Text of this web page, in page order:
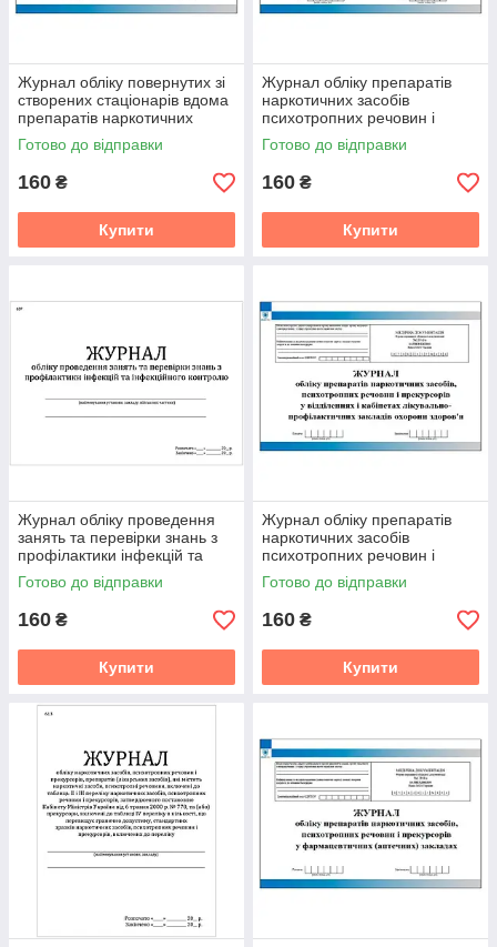
Журнал обліку повернутих зі
створених стаціонарів вдома
препаратів наркотичних
засобів психотропних
речовин і
Готово до відправки
160 ₴
Купити
Журнал обліку препаратів
наркотичних засобів
психотропних речовин і
прекурсорів на постах
відділень лікувально
Готово до відправки
160 ₴
Купити
Журнал обліку проведення
занять та перевірки знань з
профілактики інфекцій та
інфекційного контролю (для
військових частин)( (607)
Готово до відправки
160 ₴
Купити
Журнал обліку препаратів
наркотичних засобів
психотропних речовин і
прекурсорів у лікувально
профілактичних
Готово до відправки
160 ₴
Купити